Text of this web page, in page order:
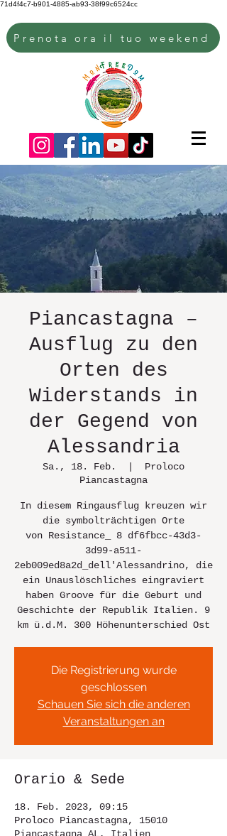
71d4f4c7-b901-4885-ab93-38f99c6524cc
Prenota ora il tuo weekend
Piancastagna –
Ausflug zu den
Orten des
Widerstands in
der Gegend von
Alessandria
Sa., 18. Feb.
Proloco
Piancastagna
In diesem Ringausflug kreuzen wir
die symbolträchtigen Orte
von Resistance_ 8 df6fbcc-43d3-
3d99-a511-
2eb009ed8a2d_dell'Alessandrino, die
ein Unauslöschliches eingraviert
haben Groove für die Geburt und
Geschichte der Republik Italien. 9
km ü.d.M. 300 Höhenunterschied Ost
Die Registrierung wurde
geschlossen
Schauen Sie sich die anderen
Veranstaltungen an
Orario & Sede
18. Feb. 2023, 09:15
Proloco Piancastagna, 15010